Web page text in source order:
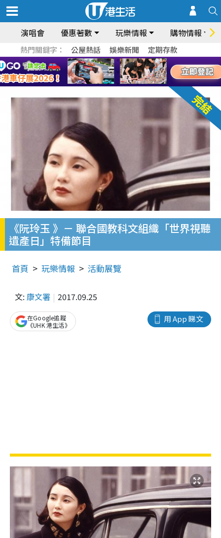
演唱會 優惠著數 玩樂情報 購物情報
熱門關鍵字： 公屋熱話 娛樂新聞 定期存款
《阮玲玉 》－ 聯合國教科文組織「世界視聽
遺產日」特備節目
首頁 玩樂情報 活動展覽
文: 康文署 2017.09.25
用 App 睇文
在Google追蹤
《UHK 港生活》